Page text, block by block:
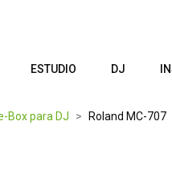
ESTUDIO DJ
Box para DJ Roland MC-707